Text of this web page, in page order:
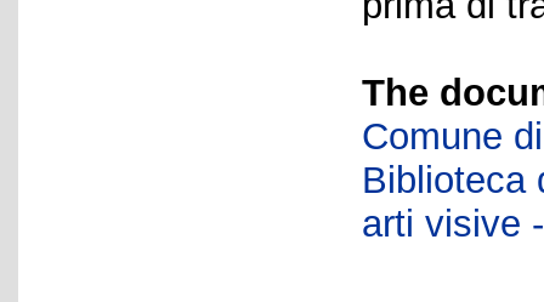
The
Comune
Biblioteca
arti visive